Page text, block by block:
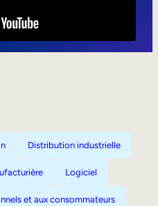
Distribution industrielle
Logiciel
et aux consommateurs